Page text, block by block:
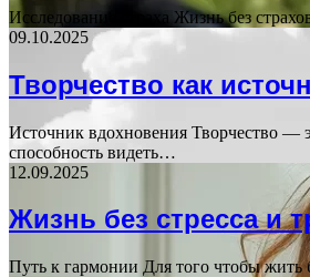
Исследование страха Жизнь без
09.10.2025
Творчество как
Источник вдохновения Творчество —
способность видеть…
12.09.2025
Жизнь без стресса и
Путь к гармонии Для того чтобы жить